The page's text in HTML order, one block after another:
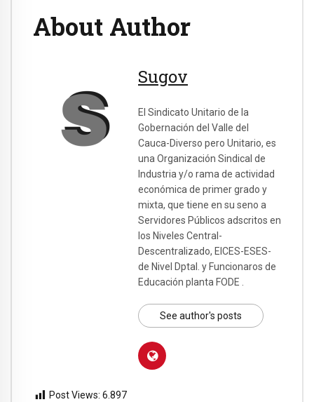
About Author
Sugov
El Sindicato Unitario de la
Gobernación del Valle del
Cauca-Diverso pero Unitario, es
una Organización Sindical de
Industria y/o rama de actividad
económica de primer grado y
mixta, que tiene en su seno a
Servidores Públicos adscritos en
los Niveles Central-
Descentralizado, EICES-ESES-
de Nivel Dptal. y Funcionaros de
Educación planta FODE .
See author's posts
Post Views: 6.897